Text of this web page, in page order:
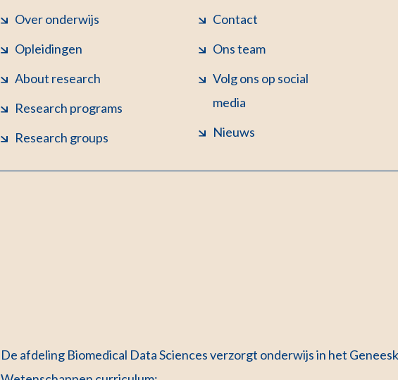
Over onderwijs
Opleidingen
About research
Research programs
Research groups
Contact
Ons team
Volg ons op social
media
Nieuws
De afdeling Biomedical Data Sciences verzorgt onderwijs in het